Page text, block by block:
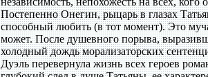
Постепенно Онегин, рыцарь в глазах
способный любить (в тот момент). Это
может. После душевного порыва,
холодный дождь морализаторских
Дуэль перевернула жизнь всех героев